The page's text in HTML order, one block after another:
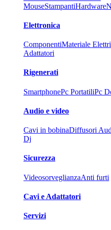
MouseStampantiHardware
Elettronica
ComponentiMateriale
Adattatori
Rigenerati
SmartphonePc PortatiliPc
Audio e video
Cavi in bobinaDiffusori
Dj
Sicurezza
VideosorveglianzaAnti furti
Cavi e Adattatori
Servizi